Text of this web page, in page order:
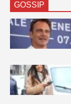
GOSSIP